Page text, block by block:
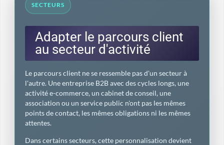
SECTEURS
Adapter le parcours client
au secteur d'activité
Le parcours client ne se ressemble pas d'un secteur à
l'autre. Une entreprise B2B avec des cycles longs, une
activité e-commerce, un cabinet de conseil, une
association ou un service public n'ont pas les mêmes
points de contact, les mêmes obligations ni les mêmes
attentes.
Dans certains secteurs, cette personnalisation devient